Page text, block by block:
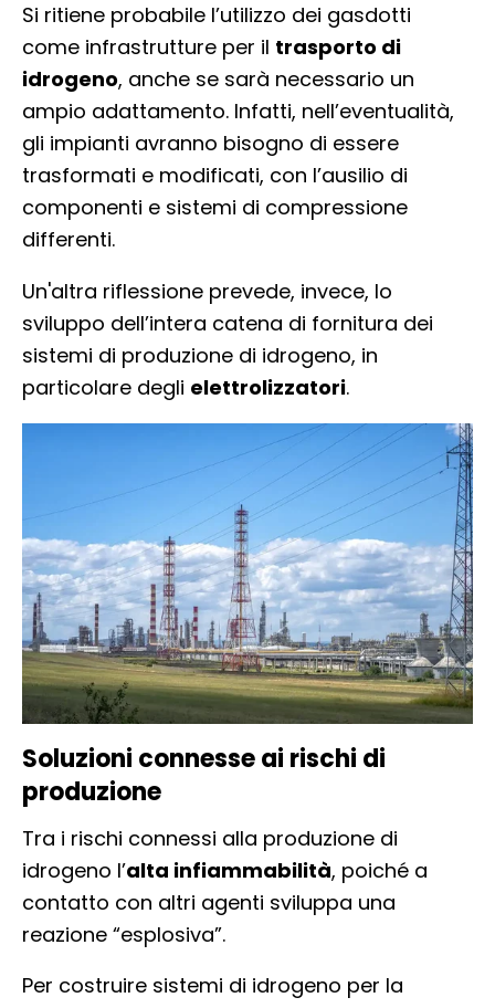
Si ritiene probabile l’utilizzo dei gasdotti
come infrastrutture per il trasporto di
idrogeno, anche se sarà necessario un
ampio adattamento. Infatti, nell’eventualità,
gli impianti avranno bisogno di essere
trasformati e modificati, con l’ausilio di
componenti e sistemi di compressione
differenti.
Un'altra riflessione prevede, invece, lo
sviluppo dell’intera catena di fornitura dei
sistemi di produzione di idrogeno, in
particolare degli elettrolizzatori.
Soluzioni connesse ai rischi di
produzione
Tra i rischi connessi alla produzione di
idrogeno l’alta infiammabilità, poiché a
contatto con altri agenti sviluppa una
reazione “esplosiva”.
Per costruire sistemi di idrogeno per la